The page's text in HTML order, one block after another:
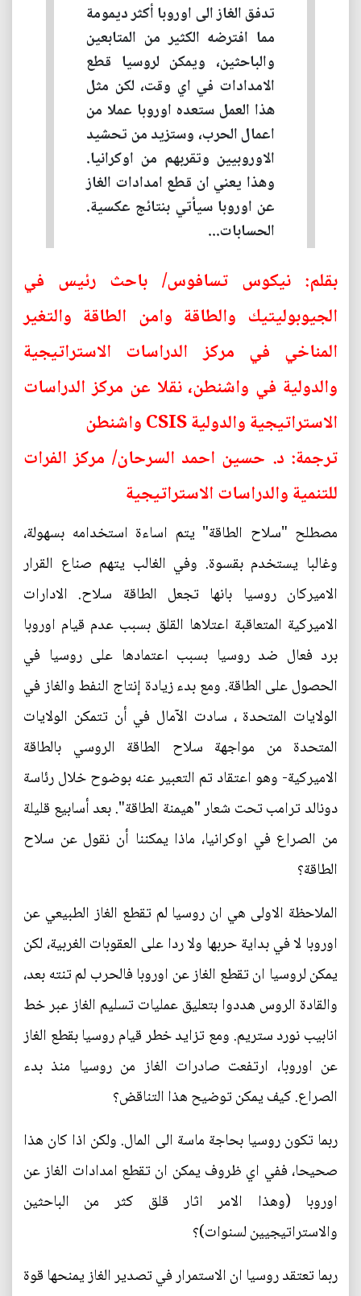
تدفق الغاز الى اوروبا أكثر ديمومة
مما افترضه الكثير من المتابعين
والباحثين، ويمكن لروسيا قطع
الامدادات في اي وقت، لكن مثل
هذا العمل ستعده اوروبا عملا من
اعمال الحرب، وستزيد من تحشيد
الاوروبيين وتقربهم من اوكرانيا.
وهذا يعني ان قطع امدادات الغاز
عن اوروبا سيأتي بنتائج عكسية.
الحسابات...
بقلم: نيكوس تسافوس/ باحث رئيس في
الجيوبوليتيك والطاقة وامن الطاقة والتغير
المناخي في مركز الدراسات الاستراتيجية
والدولية في واشنطن، نقلا عن مركز الدراسات
الاستراتيجية والدولية CSIS واشنطن
ترجمة: د. حسين احمد السرحان/ مركز الفرات
للتنمية والدراسات الاستراتيجية
مصطلح "سلاح الطاقة" يتم اساءة استخدامه بسهولة،
وغالبا يستخدم بقسوة. وفي الغالب يتهم صناع القرار
الاميركان روسيا بانها تجعل الطاقة سلاح. الادارات
الاميركية المتعاقبة اعتلاها القلق بسبب عدم قيام اوروبا
برد فعال ضد روسيا بسبب اعتمادها على روسيا في
الحصول على الطاقة. ومع بدء زيادة إنتاج النفط والغاز في
الولايات المتحدة ، سادت الآمال في أن تتمكن الولايات
المتحدة من مواجهة سلاح الطاقة الروسي بالطاقة
الاميركية- وهو اعتقاد تم التعبير عنه بوضوح خلال رئاسة
دونالد ترامب تحت شعار "هيمنة الطاقة". بعد أسابيع قليلة
من الصراع في اوكرانيا، ماذا يمكننا أن نقول عن سلاح
الطاقة؟
الملاحظة الاولى هي ان روسيا لم تقطع الغاز الطبيعي عن
اوروبا لا في بداية حربها ولا ردا على العقوبات الغربية، لكن
يمكن لروسيا ان تقطع الغاز عن اوروبا فالحرب لم تنته بعد،
والقادة الروس هددوا بتعليق عمليات تسليم الغاز عبر خط
انابيب نورد ستريم. ومع تزايد خطر قيام روسيا بقطع الغاز
عن اوروبا، ارتفعت صادرات الغاز من روسيا منذ بدء
الصراع. كيف يمكن توضيح هذا التناقض؟
ربما تكون روسيا بحاجة ماسة الى المال. ولكن اذا كان هذا
صحيحا، ففي اي ظروف يمكن ان تقطع امدادات الغاز عن
اوروبا (وهذا الامر اثار قلق كثر من الباحثين
والاستراتيجيين لسنوات)؟
ربما تعتقد روسيا ان الاستمرار في تصدير الغاز يمنحها قوة